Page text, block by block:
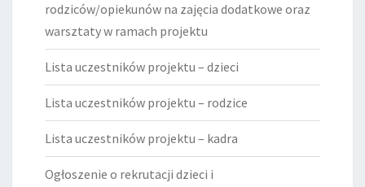
rodziców/opiekunów na zajęcia dodatkowe oraz
warsztaty w ramach projektu
Lista uczestników projektu – dzieci
Lista uczestników projektu – rodzice
Lista uczestników projektu – kadra
Ogłoszenie o rekrutacji dzieci i